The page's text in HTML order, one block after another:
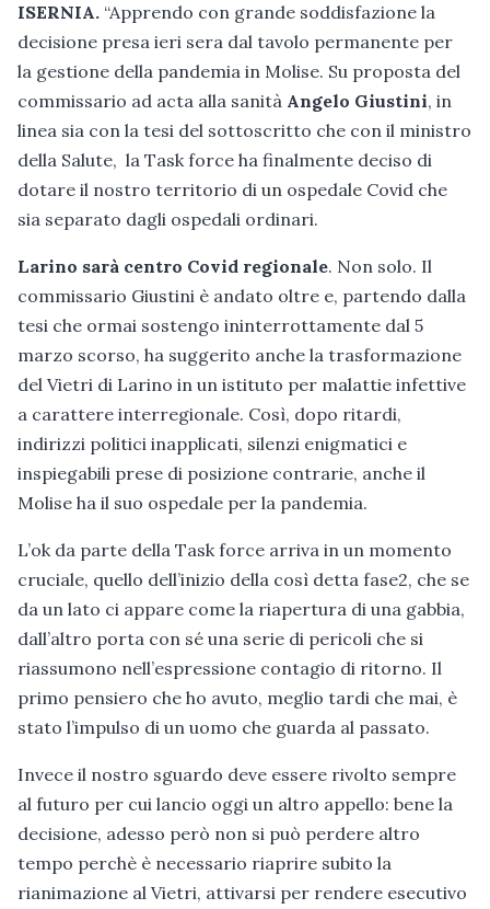
ISERNIA. “Apprendo con grande soddisfazione la
decisione presa ieri sera dal tavolo permanente per
la gestione della pandemia in Molise. Su proposta del
commissario ad acta alla sanità Angelo Giustini, in
linea sia con la tesi del sottoscritto che con il ministro
della Salute, la Task force ha finalmente deciso di
dotare il nostro territorio di un ospedale Covid che
sia separato dagli ospedali ordinari.
Larino sarà centro Covid regionale. Non solo. Il
commissario Giustini è andato oltre e, partendo dalla
tesi che ormai sostengo ininterrottamente dal 5
marzo scorso, ha suggerito anche la trasformazione
del Vietri di Larino in un istituto per malattie infettive
a carattere interregionale. Così, dopo ritardi,
indirizzi politici inapplicati, silenzi enigmatici e
inspiegabili prese di posizione contrarie, anche il
Molise ha il suo ospedale per la pandemia.
L’ok da parte della Task force arriva in un momento
cruciale, quello dell’inizio della così detta fase2, che se
da un lato ci appare come la riapertura di una gabbia,
dall’altro porta con sé una serie di pericoli che si
riassumono nell’espressione contagio di ritorno. Il
primo pensiero che ho avuto, meglio tardi che mai, è
stato l’impulso di un uomo che guarda al passato.
Invece il nostro sguardo deve essere rivolto sempre
al futuro per cui lancio oggi un altro appello: bene la
decisione, adesso però non si può perdere altro
tempo perchè è necessario riaprire subito la
rianimazione al Vietri, attivarsi per rendere esecutivo